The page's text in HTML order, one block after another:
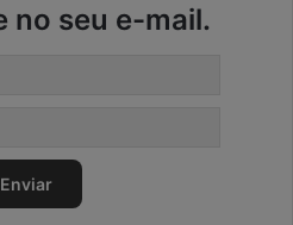
no seu e-mail.